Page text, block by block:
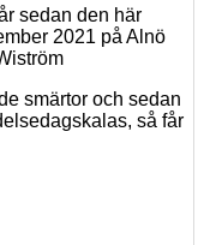
sedan den här
2021 på Alnö
smärtor och sedan
så får